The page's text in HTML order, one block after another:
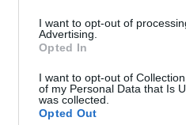
I want to opt-out of
Advertising.
Opted In
I want to opt-out of
of my Personal Data that Is
was collected.
Opted Out
Październik 2011
Podróżujący samotnie
w sprawach służbowych
Wróciłbyś